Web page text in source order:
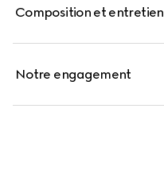
Composition et entretien
Notre engagement